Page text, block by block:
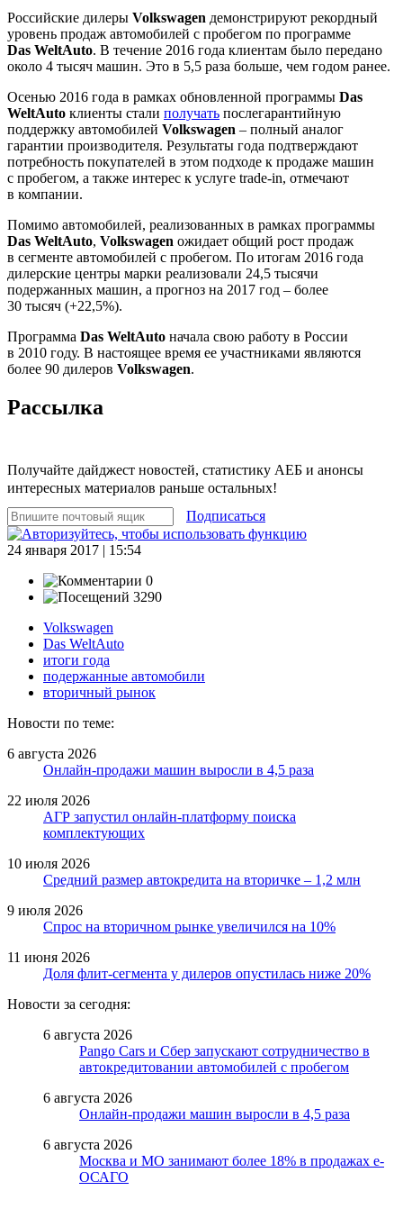
Российские дилеры Volkswagen демонстрируют рекордный
уровень продаж автомобилей с пробегом по программе
Das WeltAuto. В течение 2016 года клиентам было передано
около 4 тысяч машин. Это в 5,5 раза больше, чем годом ранее.
Осенью 2016 года в рамках обновленной программы Das
WeltAuto клиенты стали получать послегарантийную
поддержку автомобилей Volkswagen – полный аналог
гарантии производителя. Результаты года подтверждают
потребность покупателей в этом подходе к продаже машин
с пробегом, а также интерес к услуге trade-in, отмечают
в компании.
Помимо автомобилей, реализованных в рамках программы
Das WeltAuto, Volkswagen ожидает общий рост продаж
в сегменте автомобилей с пробегом. По итогам 2016 года
дилерские центры марки реализовали 24,5 тысячи
подержанных машин, а прогноз на 2017 год – более
30 тысяч (+22,5%).
Программа Das WeltAuto начала свою работу в России
в 2010 году. В настоящее время ее участниками являются
более 90 дилеров Volkswagen.
Рассылка
Получайте дайджест новостей, статистику АЕБ и анонсы
интересных материалов раньше остальных!
Подписаться
24 января 2017 | 15:54
0
3290
Volkswagen
Das WeltAuto
итоги года
подержанные автомобили
вторичный рынок
Новости по теме:
6 августа 2026
Онлайн-продажи машин выросли в 4,5 раза
22 июля 2026
АГР запустил онлайн-платформу поиска
комплектующих
10 июля 2026
Средний размер автокредита на вторичке – 1,2 млн
9 июля 2026
Спрос на вторичном рынке увеличился на 10%
11 июня 2026
Доля флит-сегмента у дилеров опустилась ниже 20%
Новости за сегодня:
6 августа 2026
Pango Cars и Сбер запускают сотрудничество в
автокредитовании автомобилей с пробегом
6 августа 2026
Онлайн-продажи машин выросли в 4,5 раза
6 августа 2026
Москва и МО занимают более 18% в продажах е-
ОСАГО